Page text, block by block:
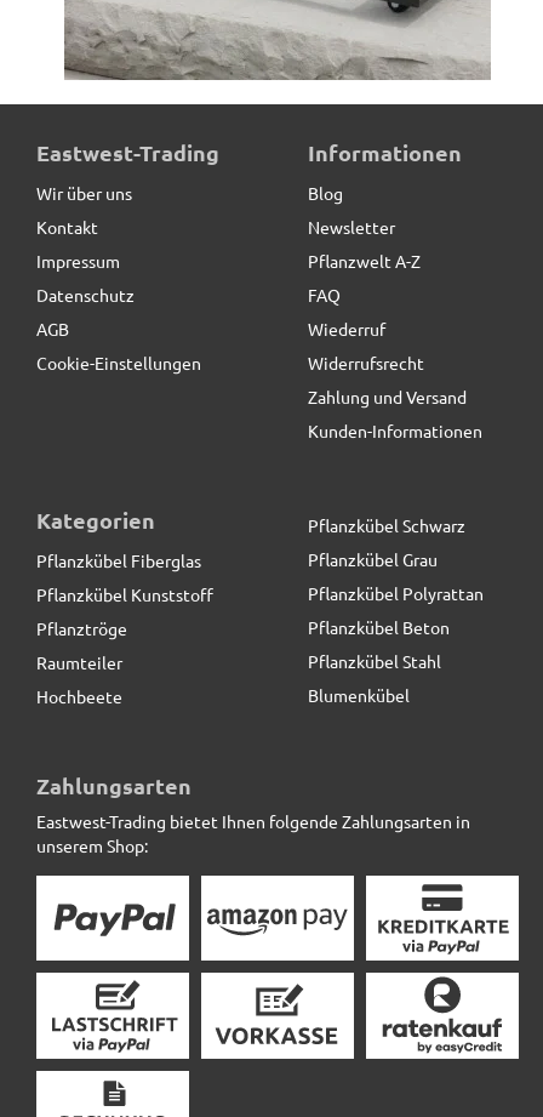
ultrastarke Pflanzenroller für Pflanztröge, schwarz
55,00 € *
optional)
119,90 € *
Eastwest-Trading
Wir über uns
Kontakt
Impressum
Datenschutz
AGB
Cookie-Einstellungen
Informationen
Blog
Newsletter
Pflanzwelt A-Z
FAQ
Wiederruf
Widerrufsrecht
Zahlung und Versand
Kunden-Informationen
Kategorien
Pflanzkübel Fiberglas
Pflanzkübel Kunststoff
Pflanztröge
Raumteiler
Hochbeete
Pflanzkübel Schwarz
Pflanzkübel Grau
Pflanzkübel Polyrattan
Pflanzkübel Beton
Pflanzkübel Stahl
Blumenkübel
Zahlungsarten
Eastwest-Trading bietet Ihnen folgende Zahlungsarten in
unserem Shop: